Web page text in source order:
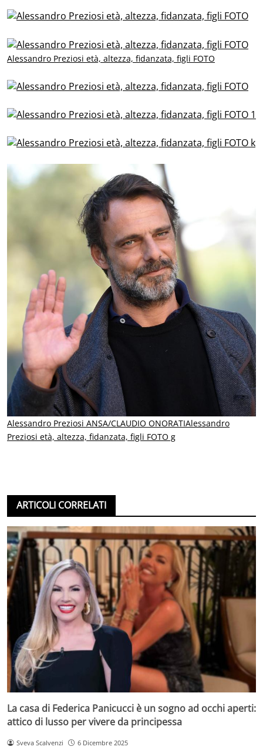
Alessandro Preziosi età, altezza, fidanzata, figli FOTO
Alessandro Preziosi ANSA/CLAUDIO ONORATIAlessandro
Preziosi età, altezza, fidanzata, figli FOTO g
ARTICOLI CORRELATI
La casa di Federica Panicucci è un sogno ad occhi aperti:
attico di lusso per vivere da principessa
Sveva Scalvenzi 6 Dicembre 2025